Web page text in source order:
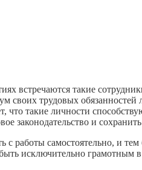
встречаются такие
трудовых обязанностей
что такие личности
законодательство и
с работы самостоятельно, и
исключительно грамотным в